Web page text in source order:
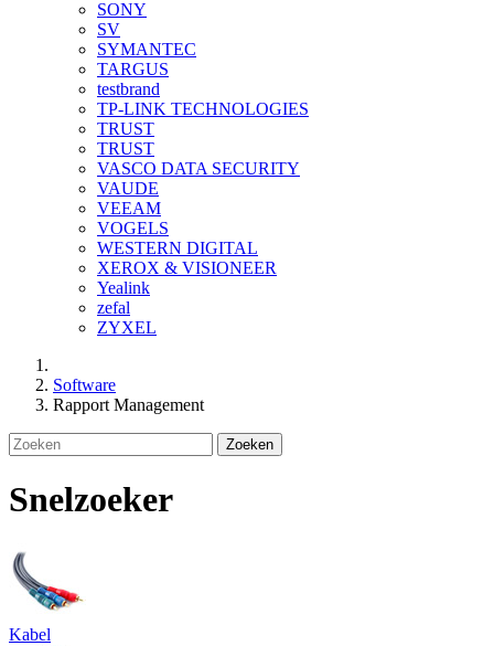
SONY
SV
SYMANTEC
TARGUS
testbrand
TP-LINK TECHNOLOGIES
TRUST
TRUST
VASCO DATA SECURITY
VAUDE
VEEAM
VOGELS
WESTERN DIGITAL
XEROX & VISIONEER
Yealink
zefal
ZYXEL
Software
Rapport Management
Zoeken
Snelzoeker
Kabel